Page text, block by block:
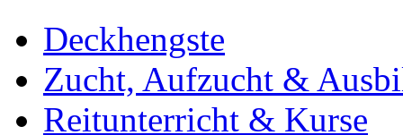
Deckhengste
Zucht, Aufzucht &
Reitunterricht & Kurse